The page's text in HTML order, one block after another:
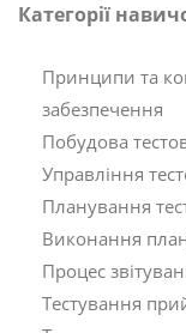
Категорії
Принципи та
забезпечення
Побудова
Управління
Планування
Виконання
Процес
Тестування